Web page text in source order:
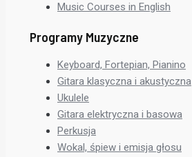
Music Courses in English
Programy Muzyczne
Keyboard, Fortepian, Pianino
Gitara klasyczna i akustyczna
Ukulele
Gitara elektryczna i basowa
Perkusja
Wokal, śpiew i emisja głosu